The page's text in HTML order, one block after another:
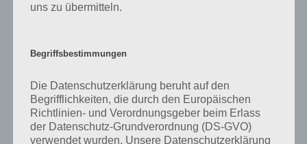
Bis zu vier Charaktere kannst du nutzen, um die
Bestien zu verzaubern
uns zu übermitteln.
Begriffsbestimmungen
Die Datenschutzerklärung beruht auf den
Begrifflichkeiten, die durch den Europäischen
Richtlinien- und Verordnungsgeber beim Erlass
der Datenschutz-Grundverordnung (DS-GVO)
verwendet wurden. Unsere Datenschutzerklärung